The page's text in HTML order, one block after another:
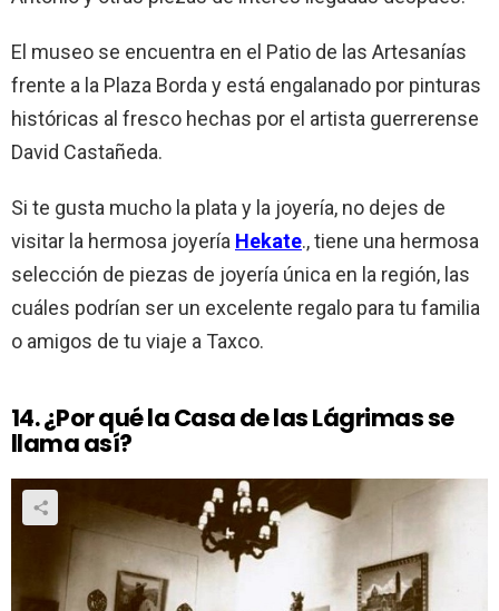
El museo se encuentra en el Patio de las Artesanías
frente a la Plaza Borda y está engalanado por pinturas
históricas al fresco hechas por el artista guerrerense
David Castañeda.
Si te gusta mucho la plata y la joyería, no dejes de
visitar la hermosa joyería Hekate., tiene una hermosa
selección de piezas de joyería única en la región, las
cuáles podrían ser un excelente regalo para tu familia
o amigos de tu viaje a Taxco.
14. ¿Por qué la Casa de las Lágrimas se
llama así?